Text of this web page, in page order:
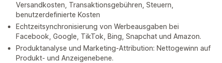
Versandkosten, Transaktionsgebühren, Steuern,
benutzerdefinierte Kosten
Echtzeitsynchronisierung von Werbeausgaben bei
Facebook, Google, TikTok, Bing, Snapchat und Amazon.
Produktanalyse und Marketing-Attribution: Nettogewinn auf
Produkt- und Anzeigenebene.